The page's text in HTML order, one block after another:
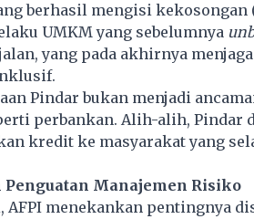
berhasil mengisi kekosongan
UMKM yang sebelumnya
yang pada akhirnya
Pindar bukan menjadi
perbankan. Alih-alih, Pindar
kredit ke masyarakat yang
Manajemen Risiko
AFPI menekankan pentingnya